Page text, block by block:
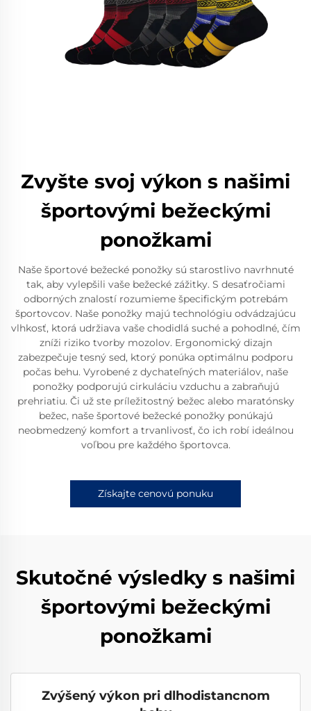
Zvyšte svoj výkon s našimi
športovými bežeckými
ponožkami
Naše športové bežecké ponožky sú starostlivo navrhnuté
tak, aby vylepšili vaše bežecké zážitky. S desaťročiami
odborných znalostí rozumieme špecifickým potrebám
športovcov. Naše ponožky majú technológiu odvádzajúcu
vlhkosť, ktorá udržiava vaše chodidlá suché a pohodlné, čím
zníži riziko tvorby mozolov. Ergonomický dizajn
zabezpečuje tesný sed, ktorý ponúka optimálnu podporu
počas behu. Vyrobené z dychateľných materiálov, naše
ponožky podporujú cirkuláciu vzduchu a zabraňujú
prehriatiu. Či už ste príležitostný bežec alebo maratónsky
bežec, naše športové bežecké ponožky ponúkajú
neobmedzený komfort a trvanlivosť, čo ich robí ideálnou
voľbou pre každého športovca.
Získajte cenovú ponuku
Skutočné výsledky s našimi
športovými bežeckými
ponožkami
Zvýšený výkon pri dlhodistancnom